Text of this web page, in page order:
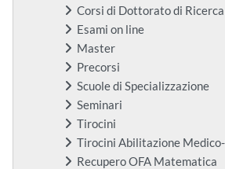
Corsi di Dottorato di Ricerca
Esami on line
Master
Precorsi
Scuole di Specializzazione
Seminari
Tirocini
Tirocini Abilitazione
Recupero OFA Matematica